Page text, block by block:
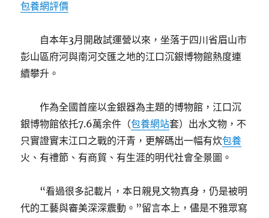
包養網評價
自本年3月開啟試運營以來，坐落于四川省眉山市
彭山區府河與南河交匯之地的江口沉銀博物館熱度連
續攀升。
作為全國首座以金銀器為主題的博物館，江口沉
銀博物館依托7.6萬余件（包養網站套）出水文物，不
只實證實末江口之戰的汗青，更解碼出一幅有炊包養
火、有禮節、有商貿、有生涯的明代社會全景圖。
“看過很多記載片，本日親見文物真身，仍是被明
代的工藝與審美深深震動。”留言本上，儘是不雅眾寫